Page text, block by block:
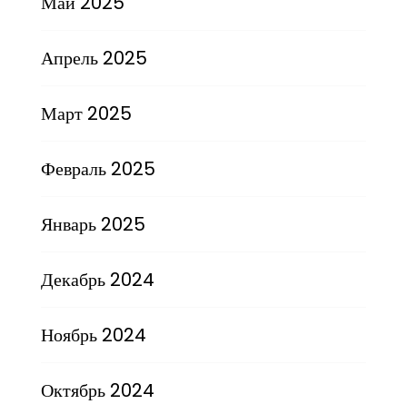
Апрель 2025
Март 2025
Февраль 2025
Январь 2025
Декабрь 2024
Ноябрь 2024
Октябрь 2024